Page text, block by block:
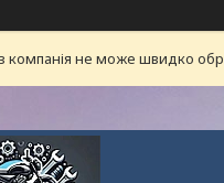
компанія не може швидко